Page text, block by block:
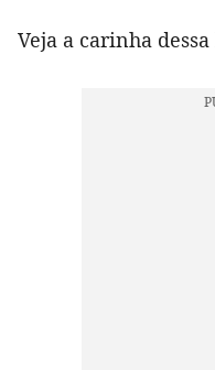
Veja a carinha